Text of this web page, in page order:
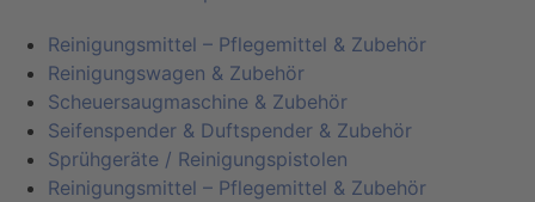
Reinigungsmittel – Pflegemittel & Zubehör
Reinigungswagen & Zubehör
Scheuersaugmaschine & Zubehör
Seifenspender & Duftspender & Zubehör
Sprühgeräte / Reinigungspistolen
Reinigungsmittel – Pflegemittel & Zubehör